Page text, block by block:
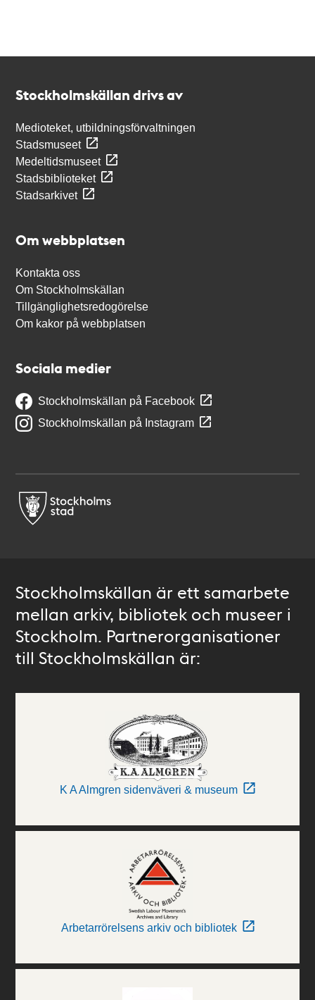
Stockholmskällan drivs av
Medioteket, utbildningsförvaltningen
Stadsmuseet
Medeltidsmuseet
Stadsbiblioteket
Stadsarkivet
Om webbplatsen
Kontakta oss
Om Stockholmskällan
Tillgänglighetsredogörelse
Om kakor på webbplatsen
Sociala medier
Stockholmskällan på Facebook
Stockholmskällan på Instagram
Stockholmskällan är ett samarbete
mellan arkiv, bibliotek och museer i
Stockholm. Partnerorganisationer
till Stockholmskällan är:
K A Almgren sidenväveri & museum
Arbetarrörelsens arkiv och bibliotek